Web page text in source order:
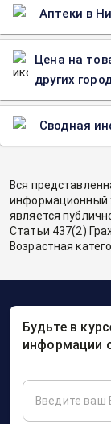
Аптеки в
Цена на
других
Сводная
Вся
информационный
является
Статьи 437(2)
Возрастная
Будьте в
информации